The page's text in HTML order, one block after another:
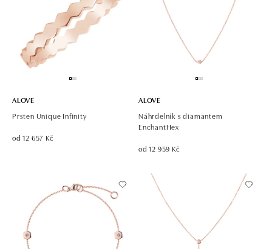
ALOVE
Prsten Unique Infinity
od 12 657 Kč
ALOVE
Náhrdelník s diamantem
EnchantHex
od 12 959 Kč